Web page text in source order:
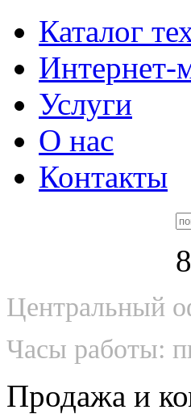
Каталог
Интернет-
Услуги
О нас
Контакты
Центральный
Часы работы:
Продажа и